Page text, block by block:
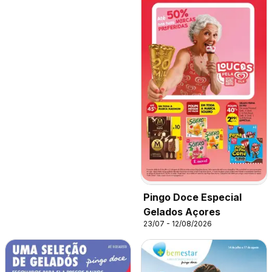
Pingo Doce Especial
Gelados Açores
23/07 - 12/08/2026